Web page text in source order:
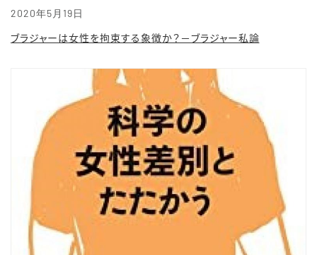
2020年5月19日
ブラジャーは女性を拘束する象徴か？－ブラジャー私論